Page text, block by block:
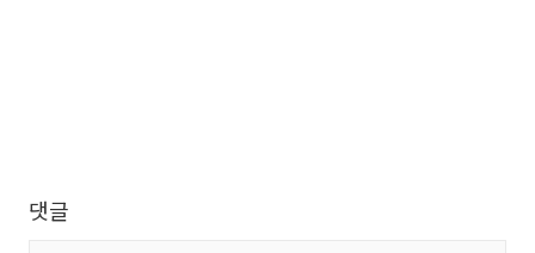
댓글